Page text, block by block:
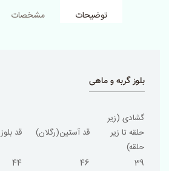
توضیحات مشخصات
بلوز گربه و ماهی
گشادی (زیر
حلقه تا زیر
حلقه)
قد آستین(رگلان) قد بلوز
39
46
44